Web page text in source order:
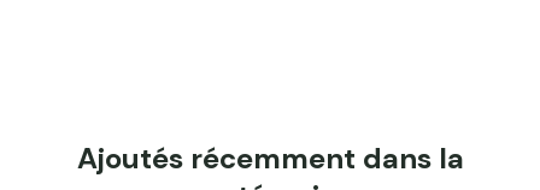
Ajoutés récemment dans la